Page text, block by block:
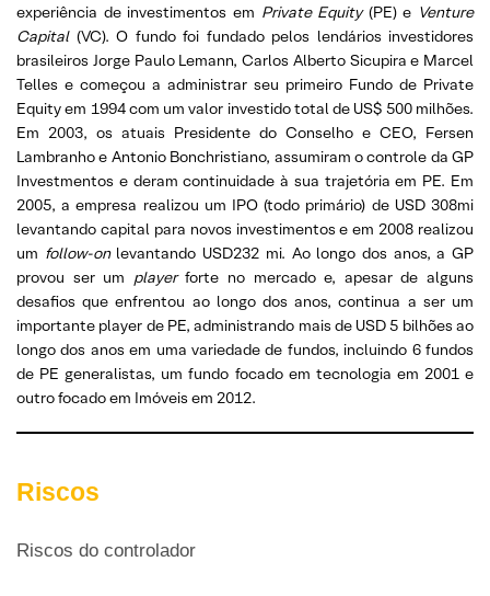
experiência de investimentos em Private Equity(PE) e Venture
Capital(VC). O fundo foi fundado pelos lendários investidores
brasileiros Jorge Paulo Lemann, Carlos Alberto Sicupira e Marcel
Telles e começou a administrar seu primeiro Fundo de Private
Equity em 1994 com um valor investido total de US$ 500 milhões.
Em 2003, os atuais Presidente do Conselho e CEO, Fersen
Lambranho e Antonio Bonchristiano, assumiram o controle da GP
Investmentos e deram continuidade à sua trajetória em PE. Em
2005, a empresa realizou um IPO (todo primário) de USD 308mi
levantando capital para novos investimentos e em 2008 realizou
um follow-onlevantando USD232 mi. Ao longo dos anos, a GP
provou ser um playerforte no mercado e, apesar de alguns
desafios que enfrentou ao longo dos anos, continua a ser um
importante player de PE, administrando mais de USD 5 bilhões ao
longo dos anos em uma variedade de fundos, incluindo 6 fundos
de PE generalistas, um fundo focado em tecnologia em 2001 e
outro focado em Imóveis em 2012.
Riscos
Riscos do controlador